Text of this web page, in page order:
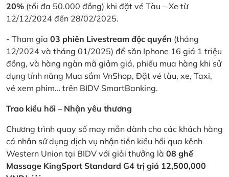
20% (tối đa 50.000 đồng) khi đặt vé Tàu – Xe từ
12/12/2024 đến 28/02/2025.
- Tham gia 03 phiên Livestream độc quyền (tháng
12/2024 và tháng 01/2025) để săn Iphone 16 giá 1 triệu
đồng, và hàng ngàn mã giảm giá, phiếu mua hàng khi sử
dụng tính năng Mua sắm VnShop, Đặt vé tàu, xe, Taxi,
vé xem phim… trên BIDV SmartBanking.
Trao kiều hối – Nhận yêu thương
Chương trình quay số may mắn dành cho các khách hàng
cá nhân sử dụng dịch vụ nhận tiền kiều hối qua kênh
Western Union tại BIDV với giải thưởng là 08 ghế
Massage KingSport Standard G4 trị giá 12,500,000